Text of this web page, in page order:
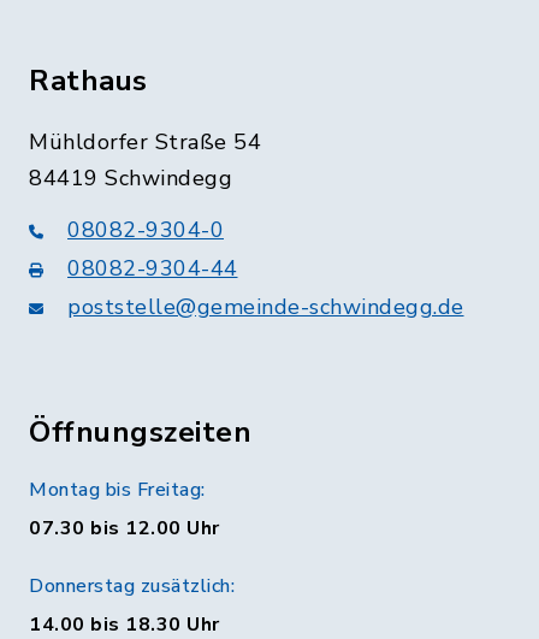
Rathaus
Mühldorfer Straße 54
84419 Schwindegg
08082-9304-0
08082-9304-44
poststelle@gemeinde-schwindegg.de
Öffnungszeiten
Montag bis Freitag:
07.30 bis 12.00 Uhr
Donnerstag zusätzlich:
14.00 bis 18.30 Uhr